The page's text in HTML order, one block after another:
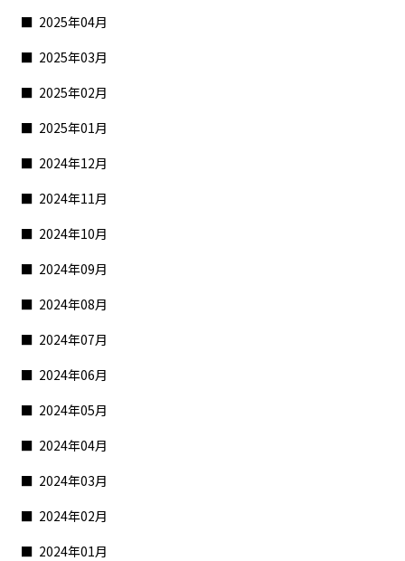
2025年04月
2025年03月
2025年02月
2025年01月
2024年12月
2024年11月
2024年10月
2024年09月
2024年08月
2024年07月
2024年06月
2024年05月
2024年04月
2024年03月
2024年02月
2024年01月